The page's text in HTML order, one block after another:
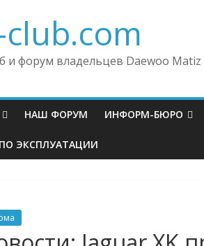
и форум владельцев Daewoo
НАШ ФОРУМ ИНФОРМ-БЮРО
ЭКСПЛУАТАЦИИ